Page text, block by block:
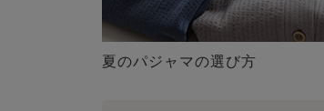
夏のパジャマの選び方